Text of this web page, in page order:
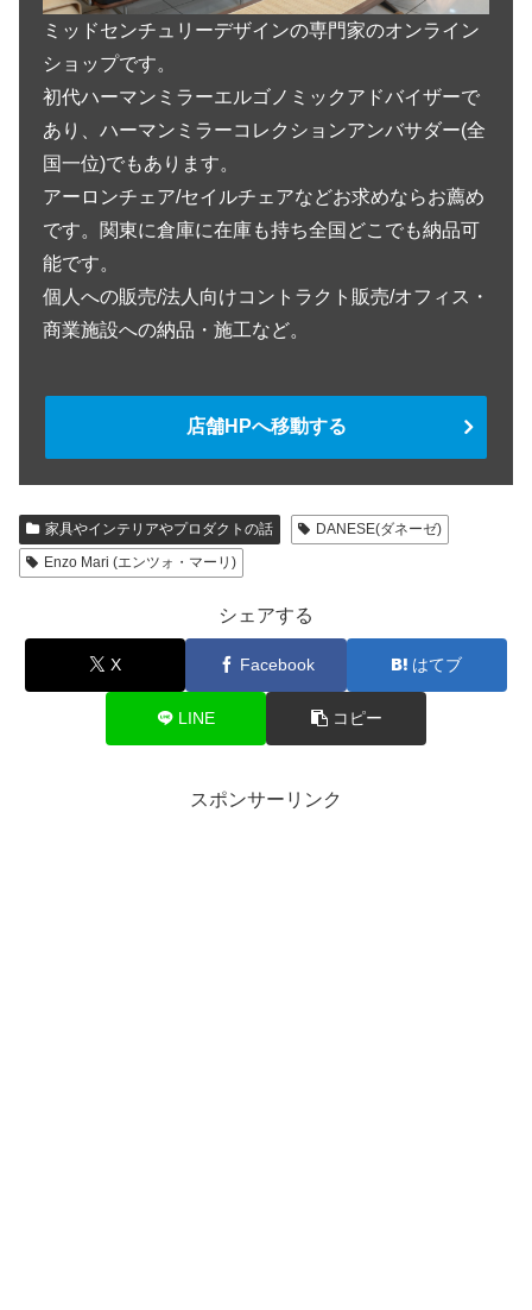
ミッドセンチュリーデザインの専門家のオンライン
ショップです。
初代ハーマンミラーエルゴノミックアドバイザーで
あり、ハーマンミラーコレクションアンバサダー(全
国一位)でもあります。
アーロンチェア/セイルチェアなどお求めならお薦め
です。関東に倉庫に在庫も持ち全国どこでも納品可
能です。
個人への販売/法人向けコントラクト販売/オフィス・
商業施設への納品・施工など。
店舗HPへ移動する
家具やインテリアやプロダクトの話
DANESE(ダネーゼ)
Enzo Mari (エンツォ・マーリ)
シェアする
X Facebook はてブ
LINE コピー
スポンサーリンク